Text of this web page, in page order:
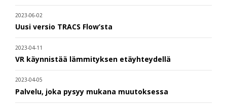
2023-06-02
Uusi versio TRACS Flow’sta
2023-04-11
VR käynnistää lämmityksen etäyhteydellä
2023-04-05
Palvelu, joka pysyy mukana muutoksessa